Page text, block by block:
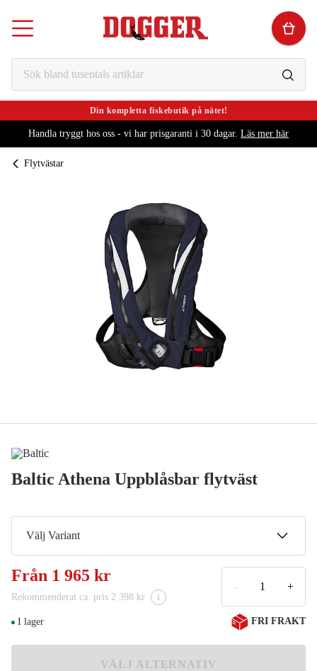
Din kompletta fiskebutik på nätet!
Handla tryggt hos oss - vi har prisgaranti i 30 dagar. Läs mer här
Flytvästar
Baltic Athena Uppblåsbar flytväst
Välj Variant
Blå/Vit
1 965 kr
Vit/Rosa
1 965 kr
Från 1 965 kr
Rekommenderat ca. pris 2 398 kr i
- +
I lager FRI FRAKT
VÄLJ ALTERNATIV